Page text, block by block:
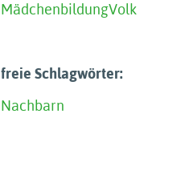
MädchenbildungVolk
freie Schlagwörter:
Nachbarn